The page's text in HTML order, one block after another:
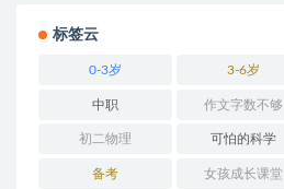
标签云
0-3岁 3-6岁
中职 作文字数不够
初二物理 可怕的科学
备考 女孩成长课堂